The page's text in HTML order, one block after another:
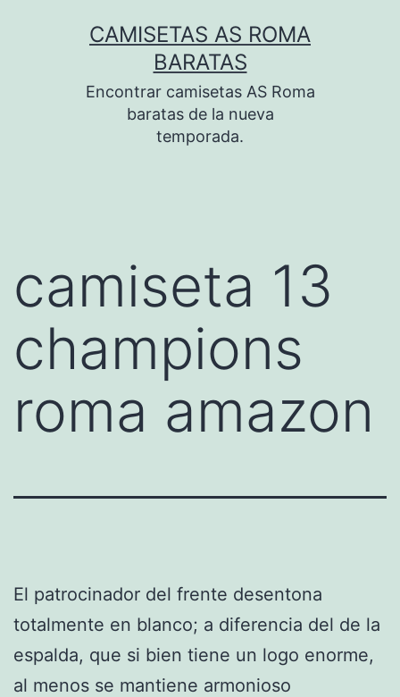
CAMISETAS AS ROMA
BARATAS
Encontrar camisetas AS Roma
baratas de la nueva
temporada.
camiseta 13
champions
roma amazon
El patrocinador del frente desentona
totalmente en blanco; a diferencia del de la
espalda, que si bien tiene un logo enorme,
al menos se mantiene armonioso